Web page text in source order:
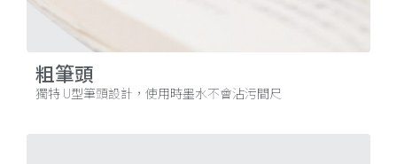
粗筆頭
獨特 U型筆頭設計，使用時墨水不會沾污間尺